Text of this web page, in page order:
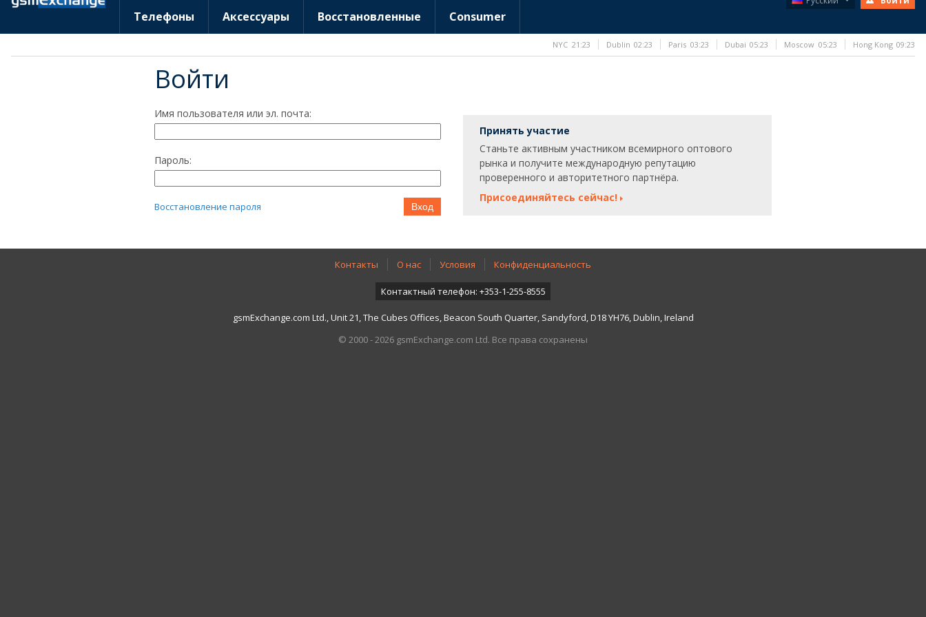
Телефоны Аксессуары Восстановленные Consumer
Войти
Имя пользователя или эл. почта:
Пароль:
Восстановление пароля Вход
Принять участие
Станьте активным участником всемирного оптового
рынка и получите международную репутацию
проверенного и авторитетного партнёра.
Присоединяйтесь сейчас!
Контакты О нас Условия Конфиденциальность
Контактный телефон: +353-1-255-8555
gsmExchange.com Ltd., Unit 21, The Cubes Offices, Beacon South Quarter, Sandyford, D18 YH76, Dublin, Ireland
© 2000 - 2026 gsmExchange.com Ltd. Все права сохранены
NYC 21:23 Dublin 02:23 Paris 03:23 Dubai 05:23 Moscow 05:23 Hong Kong 09:23